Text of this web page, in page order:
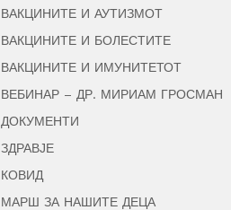
ВАКЦИНИТЕ И АУТИЗМОТ
ВАКЦИНИТЕ И БОЛЕСТИТЕ
ВАКЦИНИТЕ И ИМУНИТЕТОТ
ВЕБИНАР – ДР. МИРИАМ ГРОСМАН
ДОКУМЕНТИ
ЗДРАВЈЕ
КОВИД
МАРШ ЗА НАШИТЕ ДЕЦА